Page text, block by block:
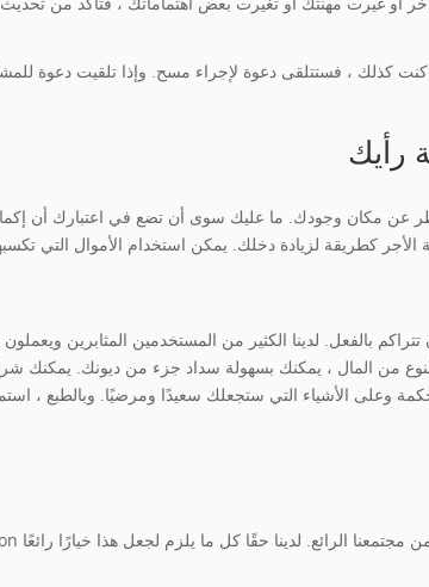
كذلك ، فستتلقى دعوة لإجراء مسح. وإذا تلقيت دعوة
رأيك
عن مكان وجودك. ما عليك سوى أن تضع في اعتبارك أن
كطريقة لزيادة دخلك. يمكن استخدام الأموال التي
بالفعل. لدينا الكثير من المستخدمين المثابرين
من المال ، يمكنك بسهولة سداد جزء من ديونك. يمكنك شراء
وعلى الأشياء التي ستجعلك سعيدًا ومرضيًا. وبالطبع ،